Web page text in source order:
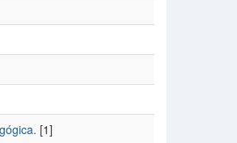
[1]